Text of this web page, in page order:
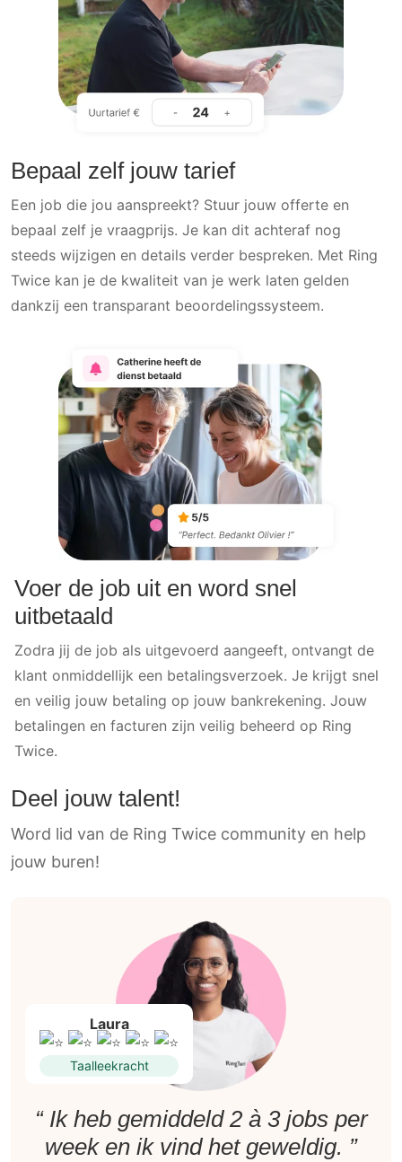
Bepaal zelf jouw tarief
Een job die jou aanspreekt? Stuur jouw offerte en
bepaal zelf je vraagprijs. Je kan dit achteraf nog
steeds wijzigen en details verder bespreken. Met Ring
Twice kan je de kwaliteit van je werk laten gelden
dankzij een transparant beoordelingssysteem.
Voer de job uit en word snel
uitbetaald
Zodra jij de job als uitgevoerd aangeeft, ontvangt de
klant onmiddellijk een betalingsverzoek. Je krijgt snel
en veilig jouw betaling op jouw bankrekening. Jouw
betalingen en facturen zijn veilig beheerd op Ring
Twice.
Deel jouw talent!
Word lid van de Ring Twice community en help
jouw buren!
Laura
Taalleekracht
“ Ik heb gemiddeld 2 à 3 jobs per
week en ik vind het geweldig. ”